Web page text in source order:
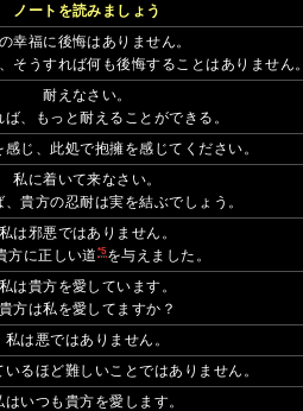
ノートを読みましょう
幸福に後悔はありません。
そうすれば何も後悔することはありません。
耐えなさい。
ば、もっと耐えることができる。
じ、此処で抱擁を感じてください。
私に着いて来なさい。
、貴方の忍耐は実を結ぶでしょう。
私は邪悪ではありません。
方に正しい道 *5を与えました。
私は貴方を愛しています。
貴方は私を愛してますか？
私は悪ではありません。
るほど難しいことではありません。
はいつも貴方を愛します。